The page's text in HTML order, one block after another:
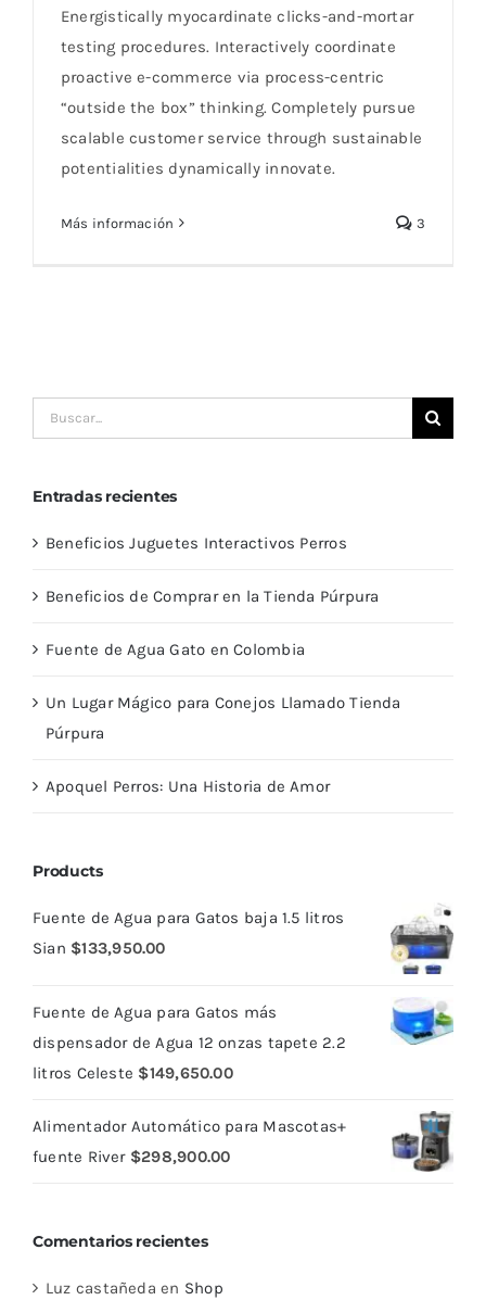
Energistically myocardinate clicks-and-mortar
testing procedures. Interactively coordinate
proactive e-commerce via process-centric
“outside the box” thinking. Completely pursue
scalable customer service through sustainable
potentialities dynamically innovate.
Más información 3
Buscar:
Entradas recientes
Beneficios Juguetes Interactivos Perros
Beneficios de Comprar en la Tienda Púrpura
Fuente de Agua Gato en Colombia
Un Lugar Mágico para Conejos Llamado Tienda
Púrpura
Apoquel Perros: Una Historia de Amor
Products
Fuente de Agua para Gatos baja 1.5 litros
Sian $133,950.00
Fuente de Agua para Gatos más
dispensador de Agua 12 onzas tapete 2.2
litros Celeste $149,650.00
Alimentador Automático para Mascotas+
fuente River $298,900.00
Comentarios recientes
Luz castañeda en Shop